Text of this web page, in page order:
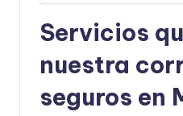
Servicios
nuestra
seguros en